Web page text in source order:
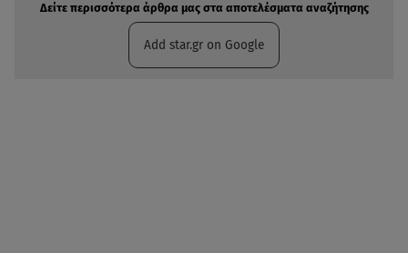
Δείτε περισσότερα άρθρα μας στα αποτελέσματα αναζήτησης
Add star.gr on Google